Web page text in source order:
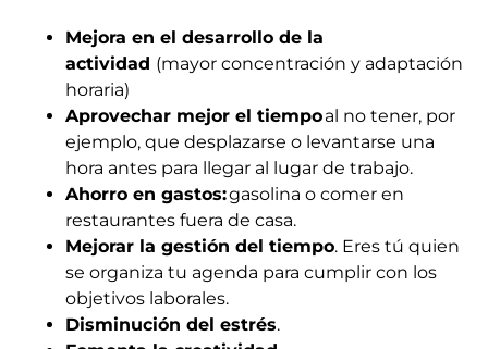
Mejora en el desarrollo de la
actividad (mayor concentración y adaptación
horaria)
Aprovechar mejor el tiempoal no tener, por
ejemplo, que desplazarse o levantarse una
hora antes para llegar al lugar de trabajo.
Ahorro en gastos:gasolina o comer en
restaurantes fuera de casa.
Mejorar la gestión del tiempo. Eres tú quien
se organiza tu agenda para cumplir con los
objetivos laborales.
Disminución del estrés.